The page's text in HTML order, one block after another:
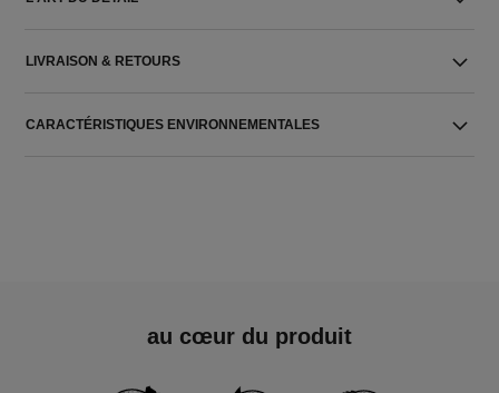
LIVRAISON & RETOURS
CARACTÉRISTIQUES ENVIRONNEMENTALES
au cœur du produit